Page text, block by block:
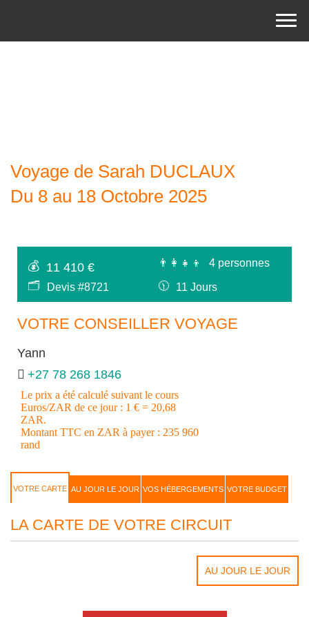
Voyage de Sarah DUCLAUX
Du 8 au 18 Octobre 2025
💰 11 410 € 👨‍👩‍👧‍👦
4 personnes
🗂
Devis #8721 🕦 11 Jours
VOTRE CONSEILLER VOYAGE
Yann
+27 78 268 1846
Le prix a été calculé suivant le cours
Euros/ZAR de ce jour : 1 € = 20,68
ZAR.
Montant TTC en ZAR à payer : 235 960
rand
VOTRE CARTE AU JOUR LE JOUR VOS HÉBERGEMENTS VOTRE BUDGET
LA CARTE DE VOTRE CIRCUIT
AU JOUR LE JOUR